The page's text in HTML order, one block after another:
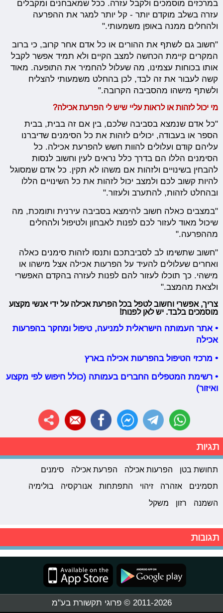
במרכזים מוסמכים ולקבל עזרה. ככל שמאבחנים ומקבלים
עזרה בשלב מוקדם יותר - קל יותר למגר את ההפרעה
ולהחלים ממנה באופן משמעותי."
"חשוב גם לשתף את ההורים או כל אדם אחר קרוב, כי ברוב
המקרים קיימת הכחשה למצב הקיים ולא תמיד אפשר לקבל
אותו בכוחות עצמינו, מה שעלול להחמיר את התופעה. מאוד
קשה לעבור את זה לבד, לכן בהחלט משמעותי להצליח
ולשתף מישהו מהסביבה הקרובה."
מי יכול לזהות או לראות עליי שיש לי הפרעת אכילה?
"כל אדם שנמצא בסביבה שלכם, בין אם זה בבית, בבית
הספר או בעבודה, יכולים לזהות את כל הסימנים שדיברנו
עליהם קודם ועלולים להוות חשש להפרעת אכילה. כל
הסימנים הללו הם בדרך כלל נראים לעין וחשוב לנסות
להבחין בשינויים ולזהות אם משהו לא תקין. כל אדם שמסוגל
להיות קשוב לכם ולמצב יכול לזהות את כל השינויים הללו
ובהחלט לזהות, להתערב ולעזור."
"במצבים כאלה חשוב להימצא בסביבה עירנית ותומכת, מה
שיכול מאוד לעזור לכם לפנות לאבחון ולטיפול ולהחלים
מההפרעה."
"חשוב שתשימו לב לסביבתכם ותנסו לזהות סימנים כאלה
ואחרים שעלולים להעיד על הפרעות אכילה אצל מישהו או
מישהי. כך תוכלו לעזור להם לפנות לעזרה בהקדם האפשרי
ולצאת מהמצב."
צריך, אפשרי וחשוב לטפל בכל הפרעת אכילה על ידי אנשי מקצוע
מוסמכים בלבד. יש לאן לפנות!
• אתר העמותה הישראלית למניעה, טיפול ומחקר בהפרעות
אכילה
• מרכזי הטיפול בהפרעות אכילה בארץ
• רשימת המטפלים החברים בעמותה (כולל חיפוש לפי מקצוע
ואיזור)
תגיות
תחושת בטן הפרעות אכילה הפרעת אכילה
סימנים
תסמינים
אזהרה זיהוי התפתחות אנורקסיה
בולימיה
השמנה
רזון משקל
תגובות
2011-2026 © פרוגי תקשורת בע"מ